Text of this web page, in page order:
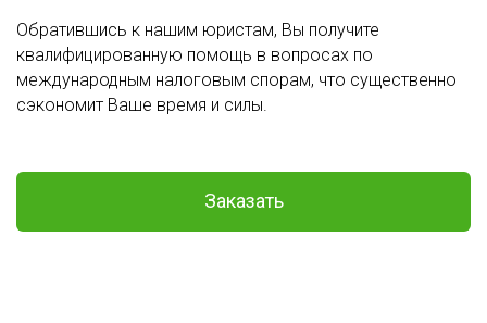
Обратившись к нашим юристам, Вы получите
квалифицированную помощь в вопросах по
международным налоговым спорам, что существенно
сэкономит Ваше время и силы.
Заказать